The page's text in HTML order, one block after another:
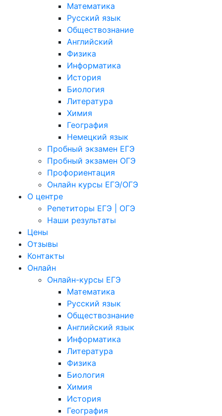
Математика
Русский язык
Обществознание
Английский
Физика
Информатика
История
Биология
Литература
Химия
География
Немецкий язык
Пробный экзамен ЕГЭ
Пробный экзамен ОГЭ
Профориентация
Онлайн курсы ЕГЭ/ОГЭ
О центре
Репетиторы ЕГЭ | ОГЭ
Наши результаты
Цены
Отзывы
Контакты
Онлайн
Онлайн-курсы ЕГЭ
Математика
Русский язык
Обществознание
Английский язык
Информатика
Литература
Физика
Биология
Химия
История
География